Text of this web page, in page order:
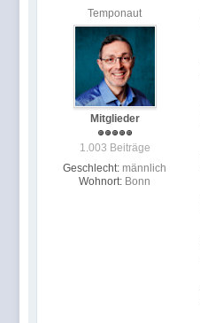
Temponaut
Mitglieder
1.003 Beiträge
Geschlecht: männlich
Wohnort: Bonn